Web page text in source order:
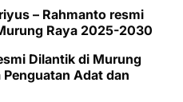
– Rahmanto resmi
Raya 2025-2030
Dilantik di Murung
Adat dan